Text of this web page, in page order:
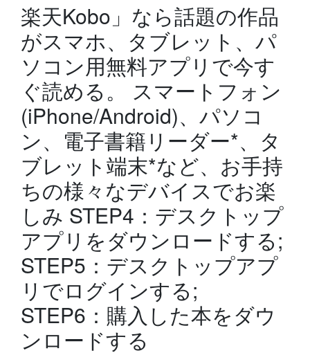
楽天Kobo」なら話題の作品
がスマホ、タブレット、パ
ソコン用無料アプリで今す
ぐ読める。 スマートフォン
(iPhone/Android)、パソコ
ン、電子書籍リーダー*、タ
ブレット端末*など、お手持
ちの様々なデバイスでお楽
しみ STEP4：デスクトップ
アプリをダウンロードする;
STEP5：デスクトップアプ
リでログインする;
STEP6：購入した本をダウ
ンロードする